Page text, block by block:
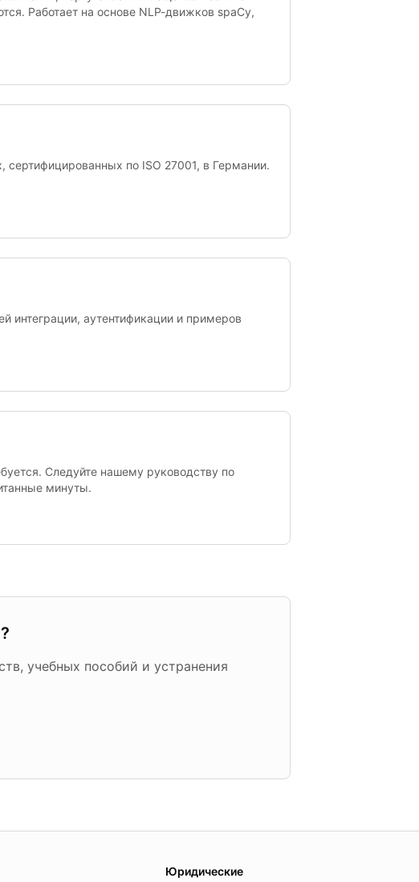
Работает на основе NLP-движков spaCy,
сертифицированных по ISO 27001, в Германии.
интеграции, аутентификации и примеров
Следуйте нашему руководству по
минуты.
учебных пособий и устранения
Юридические